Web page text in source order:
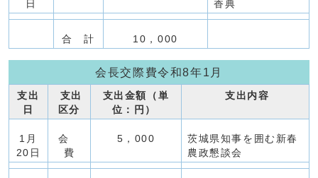
日 香典
合 計 10，000
会長交際費令和8年1月
支出
日
支出
区分
支出金額（単
位：円）
支出内容
1月
20日
会
費
5，000
茨城県知事を囲む新春
農政懇談会